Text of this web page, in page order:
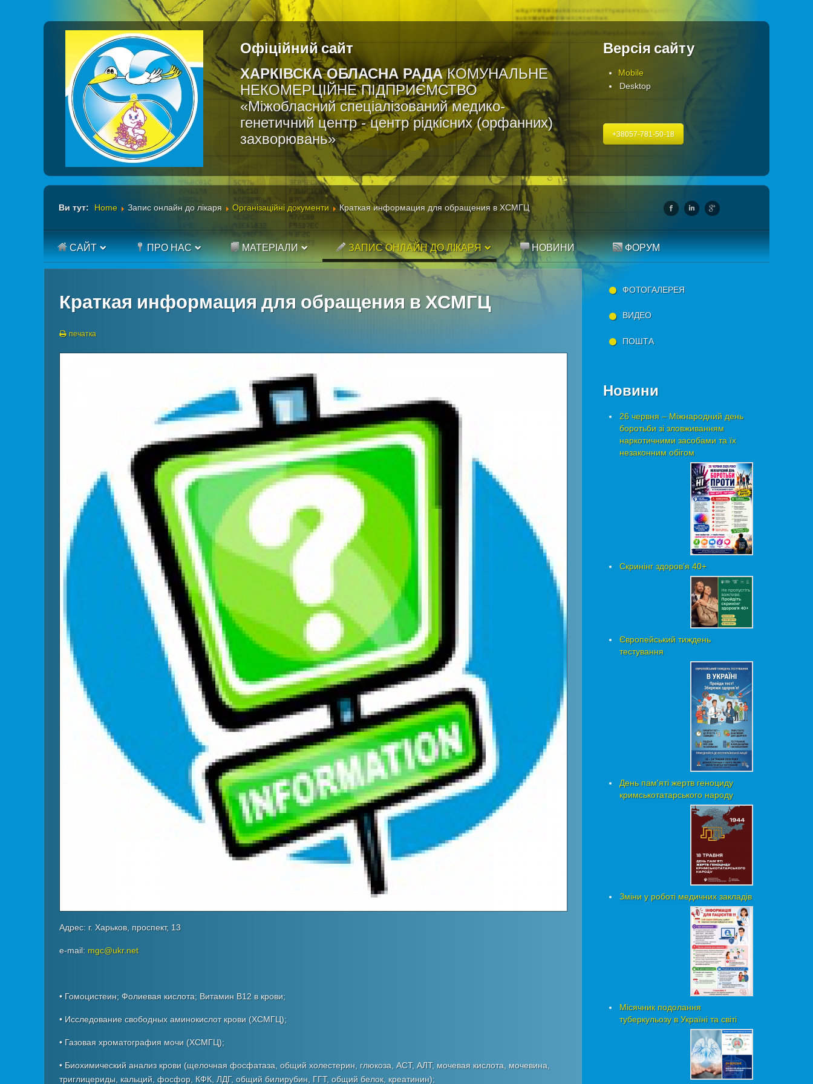
Офіційний сайт
ХАРКІВСКА ОБЛАСНА РАДАКОМУНАЛЬНЕ
НЕКОМЕРЦІЙНЕ ПІДПРИЄМСТВО
«Міжобласний спеціалізований медико-
генетичний центр - центр рідкісних (орфанних)
захворювань»
Версія сайту
Mobile
Desktop
+38057-781-50-18
Ви тут: Home Запис онлайн до лікаря Організаційні документи Краткая информация для обращения в ХСМГЦ
САЙТ ПРО НАС МАТЕРІАЛИ ЗАПИС ОНЛАЙН ДО ЛІКАРЯ НОВИНИ ФОРУМ
Краткая информация для обращения в ХСМГЦ
печатка
Адрес: г. Харьков, проспект, 13
e-mail: mgc@ukr.net
• Гомоцистеин; Фолиевая кислота; Витамин В12 в крови;
• Исследование свободных аминокислот крови (ХСМГЦ);
• Газовая хроматография мочи (ХСМГЦ);
• Биохимический анализ крови (щелочная фосфатаза, общий холестерин, глюкоза, АСТ, АЛТ, мочевая кислота, мочевина,
триглицериды, кальций, фосфор, КФК, ЛДГ, общий билирубин, ГГТ, общий белок, креатинин);
ФОТОГАЛЕРЕЯ
ВИДЕО
ПОШТА
Новини
26 червня – Міжнародний день
боротьби зі зловживанням
наркотичними засобами та їх
незаконним обігом
Скринінг здоровʼя 40+
Європейський тиждень
тестування
День пам'яті жертв геноциду
кримськотатарського народу
Зміни у роботі медичних закладів
Місячник подолання
туберкульозу в Україні та світі